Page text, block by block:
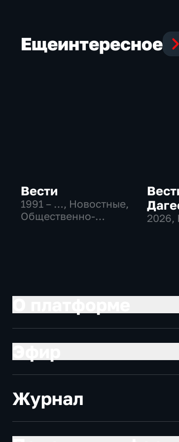
Ещеинтересное
Вести
1991 – …, Новостные,
Общественно-
2026,
Журнал